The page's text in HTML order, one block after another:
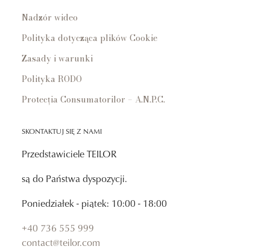
Nadzór wideo
Polityka dotycząca plików Cookie
Zasady i warunki
Polityka RODO
Protecția Consumatorilor – A.N.P.C.
SKONTAKTUJ SIĘ Z NAMI
Przedstawiciele TEILOR
są do Państwa dyspozycji.
Poniedziałek - piątek: 10:00 - 18:00
+40 736 555 999
contact@teilor.com